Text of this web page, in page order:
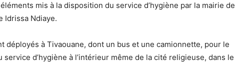
mis à la disposition du service d’hygiène par la mairie de
Idrissa Ndiaye.
déployés à Tivaouane, dont un bus et une camionnette, pour le
d’hygiène à l’intérieur même de la cité religieuse, dans le